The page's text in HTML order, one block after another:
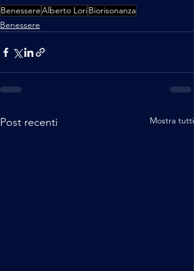
BenessereAlberto LoriBiorisonanza
Benessere
Post recenti Mostra tutti